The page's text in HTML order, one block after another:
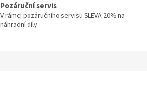
Pozáruční servis
V rámci pozáručního servisu SLEVA 20% na
náhradní díly.